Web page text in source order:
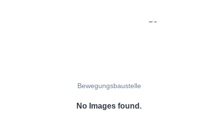
Bewegungsbaustelle
No Images found.